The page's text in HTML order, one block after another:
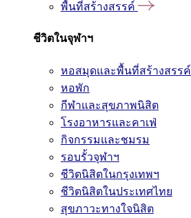
พื้นที่สร้างสรรค์
ชีวิตในจุฬาฯ
หอสมุดและพื้นที่สร้างสรรค์
หอพัก
กีฬาและสุขภาพนิสิต
โรงอาหารและคาเฟ่
กิจกรรมและชมรม
รอบรั้วจุฬาฯ
ชีวิตนิสิตในกรุงเทพฯ
ชีวิตนิสิตในประเทศไทย
สุขภาวะทางใจนิสิต